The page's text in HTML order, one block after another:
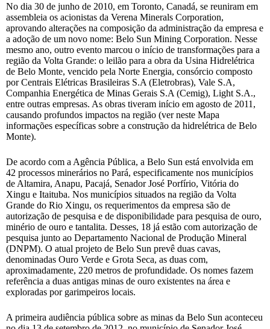
No dia 30 de junho de 2010, em Toronto, Canadá, se reuniram em
assembleia os acionistas da Verena Minerals Corporation,
aprovando alterações na composição da administração da empresa e
a adoção de um novo nome: Belo Sun Mining Corporation. Nesse
mesmo ano, outro evento marcou o início de transformações para a
região da Volta Grande: o leilão para a obra da Usina Hidrelétrica
de Belo Monte, vencido pela Norte Energia, consórcio composto
por Centrais Elétricas Brasileiras S.A (Eletrobras), Vale S.A,
Companhia Energética de Minas Gerais S.A (Cemig), Light S.A.,
entre outras empresas. As obras tiveram início em agosto de 2011,
causando profundos impactos na região (ver neste Mapa
informações específicas sobre a construção da hidrelétrica de Belo
Monte).
De acordo com a Agência Pública, a Belo Sun está envolvida em
42 processos minerários no Pará, especificamente nos municípios
de Altamira, Anapu, Pacajá, Senador José Porfírio, Vitória do
Xingu e Itaituba. Nos municípios situados na região da Volta
Grande do Rio Xingu, os requerimentos da empresa são de
autorização de pesquisa e de disponibilidade para pesquisa de ouro,
minério de ouro e tantalita. Desses, 18 já estão com autorização de
pesquisa junto ao Departamento Nacional de Produção Mineral
(DNPM). O atual projeto de Belo Sun prevê duas cavas,
denominadas Ouro Verde e Grota Seca, as duas com,
aproximadamente, 220 metros de profundidade. Os nomes fazem
referência a duas antigas minas de ouro existentes na área e
exploradas por garimpeiros locais.
A primeira audiência pública sobre as minas da Belo Sun aconteceu